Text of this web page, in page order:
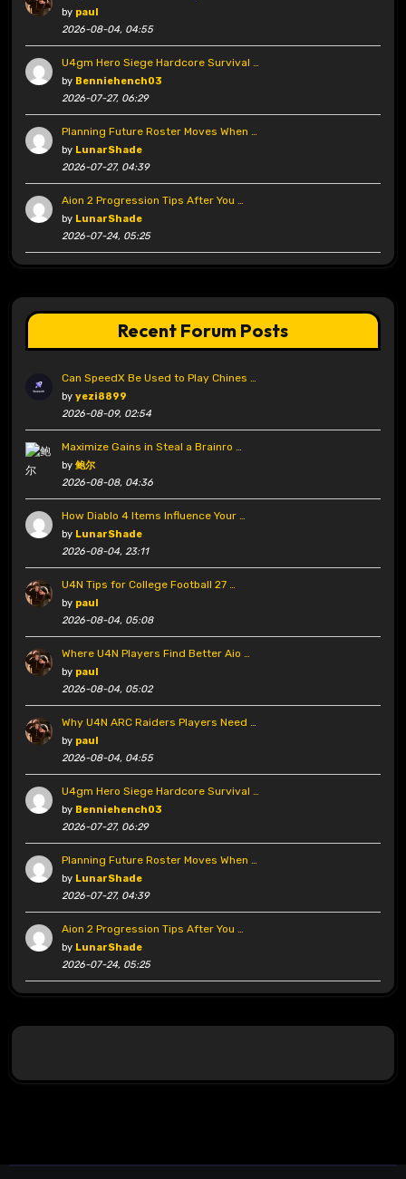
by paul
2026-08-04, 04:55
U4gm Hero Siege Hardcore Survival …
by Benniehench03
2026-07-27, 06:29
Planning Future Roster Moves When …
by LunarShade
2026-07-27, 04:39
Aion 2 Progression Tips After You …
by LunarShade
2026-07-24, 05:25
Recent Forum Posts
Can SpeedX Be Used to Play Chines …
by yezi8899
2026-08-09, 02:54
Maximize Gains in Steal a Brainro …
by 鲍尔
2026-08-08, 04:36
How Diablo 4 Items Influence Your …
by LunarShade
2026-08-04, 23:11
U4N Tips for College Football 27 …
by paul
2026-08-04, 05:08
Where U4N Players Find Better Aio …
by paul
2026-08-04, 05:02
Why U4N ARC Raiders Players Need …
by paul
2026-08-04, 04:55
U4gm Hero Siege Hardcore Survival …
by Benniehench03
2026-07-27, 06:29
Planning Future Roster Moves When …
by LunarShade
2026-07-27, 04:39
Aion 2 Progression Tips After You …
by LunarShade
2026-07-24, 05:25